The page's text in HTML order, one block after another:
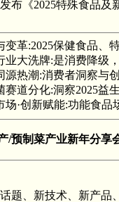
布《2025特殊食品及
变革:2025保健食品、
业大洗牌:是消费降级
源热潮:消费者洞察与
赛道分化:洞察2025益
场·创新赋能:功能食品
/预制菜产业新年分享
题、新技术、新产品